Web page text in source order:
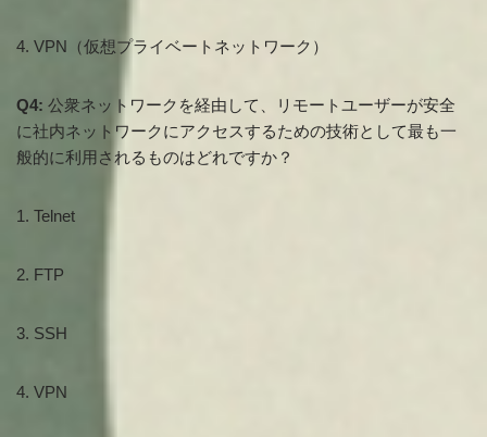
4. VPN（仮想プライベートネットワーク）
Q4: 公衆ネットワークを経由して、リモートユーザーが安全
に社内ネットワークにアクセスするための技術として最も一
般的に利用されるものはどれですか？
1. Telnet
2. FTP
3. SSH
4. VPN